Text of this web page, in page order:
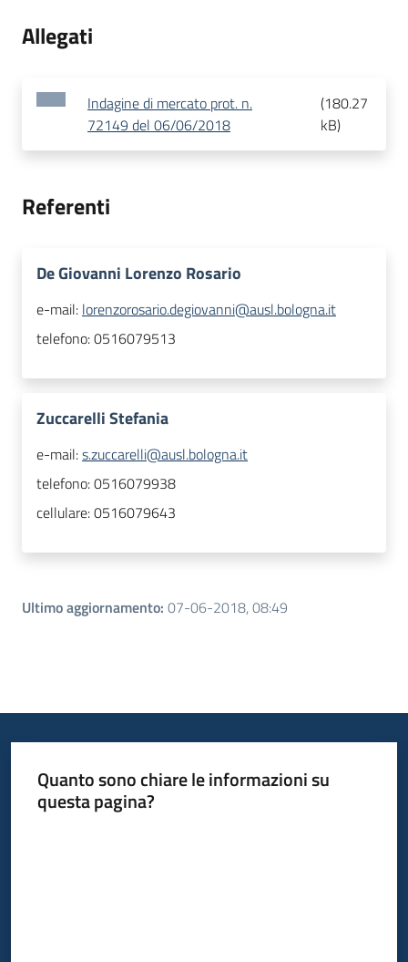
Allegati
Indagine di mercato prot. n.
72149 del 06/06/2018
(180.27
kB)
Referenti
De Giovanni Lorenzo Rosario
e-mail: lorenzorosario.degiovanni@ausl.bologna.it
telefono:0516079513
Zuccarelli Stefania
e-mail:s.zuccarelli@ausl.bologna.it
telefono:0516079938
cellulare:0516079643
Ultimo aggiornamento: 07-06-2018, 08:49
Quanto sono chiare le informazioni su
questa pagina?